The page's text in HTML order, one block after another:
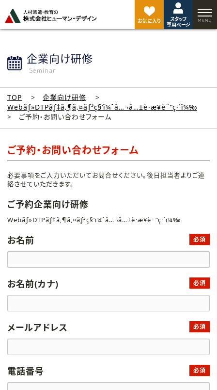
お気に入り
スタッフ
専用ページ
企業向け研修
Seminar
TOP
企業向け研修
Webãƒ»DTPãƒ‡ã‚¶ã‚¤ãƒ³ç§‘ï¼ˆå…¬å…±è·æ¥­è¨“ç·´ï¼‰
ご予約・お問い合わせフォーム
ご予約・お問い合わせフォーム
必要事項をご入力いただいてお問合せください。後日担当者よりご連
絡させていただきます。
ご予約企業向け研修
Webãƒ»DTPãƒ‡ã‚¶ã‚¤ãƒ³ç§‘ï¼ˆå…¬å…±è·æ¥­è¨“ç·´ï¼‰
お名前 必須
お名前(カナ) 必須
メールアドレス 必須
電話番号 必須
ジ
ト